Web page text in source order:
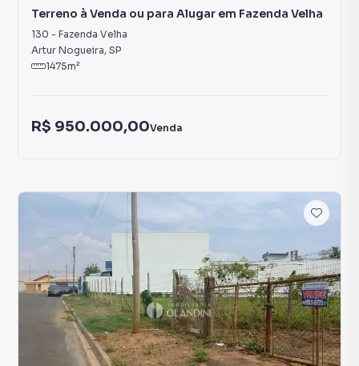
Terreno à Venda ou para Alugar em Fazenda Velha
130 - Fazenda Velha
Artur Nogueira, SP
1475m²
R$ 950.000,00Venda